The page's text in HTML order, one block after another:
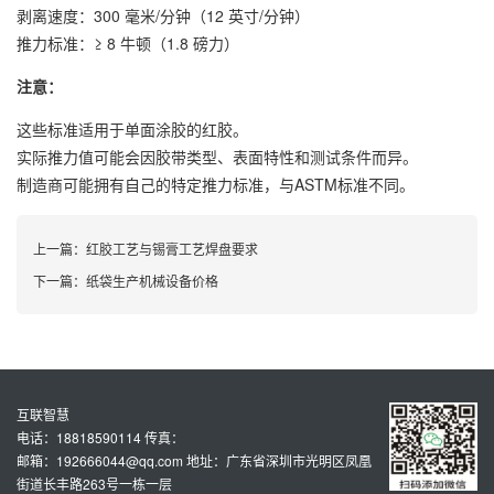
剥离速度：300 毫米/分钟（12 英寸/分钟）
推力标准：≥ 8 牛顿（1.8 磅力）
注意：
这些标准适用于单面涂胶的红胶。
实际推力值可能会因胶带类型、表面特性和测试条件而异。
制造商可能拥有自己的特定推力标准，与ASTM标准不同。
上一篇： 红胶工艺与锡膏工艺焊盘要求
下一篇： 纸袋生产机械设备价格
互联智慧
电话：18818590114 传真：
邮箱：192666044@qq.com 地址：广东省深圳市光明区凤凰
街道长丰路263号一栋一层